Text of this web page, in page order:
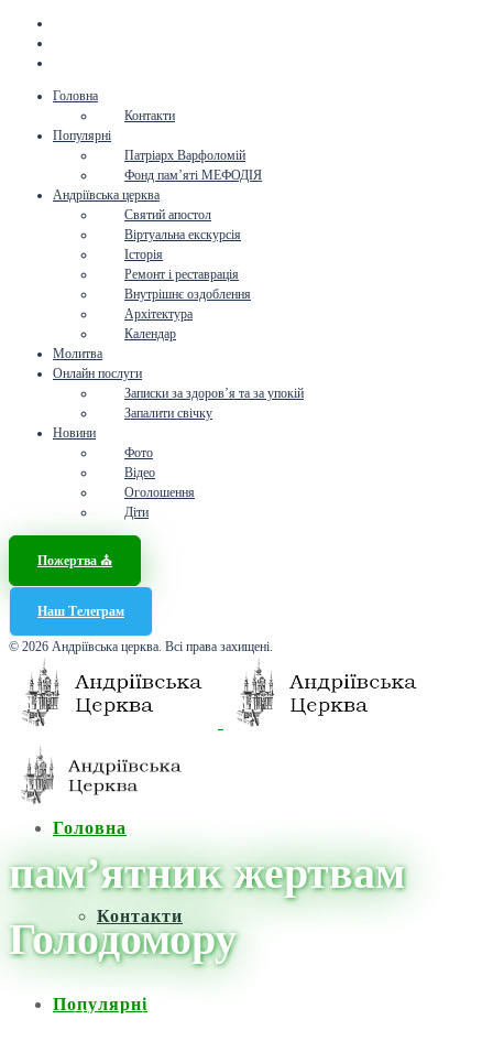
Головна
Контакти
Популярні
Патріарх Варфоломій
Фонд пам’яті МЕФОДІЯ
Андріївська церква
Святий апостол
Віртуальна екскурсія
Історія
Ремонт і реставрація
Внутрішнє оздоблення
Архітектура
Календар
Молитва
Онлайн послуги
Записки за здоров’я та за упокій
Запалити свічку
Новини
Фото
Відео
Оголошення
Діти
Пожертва ⛪️
Наш Телеграм
© 2026 Андріївська церква. Всі права захищені.
Головна
Контакти
Популярні
пам’ятник жертвам
Голодомору
Головна / Новини /пам’ятник жертвам Голодомору